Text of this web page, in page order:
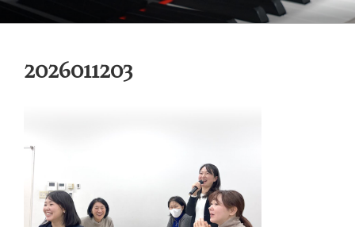
ン
御木本メソッド
脳や筋肉をトレーニングしながら奏法を学び、美しい音と自然で優れた
2026011203